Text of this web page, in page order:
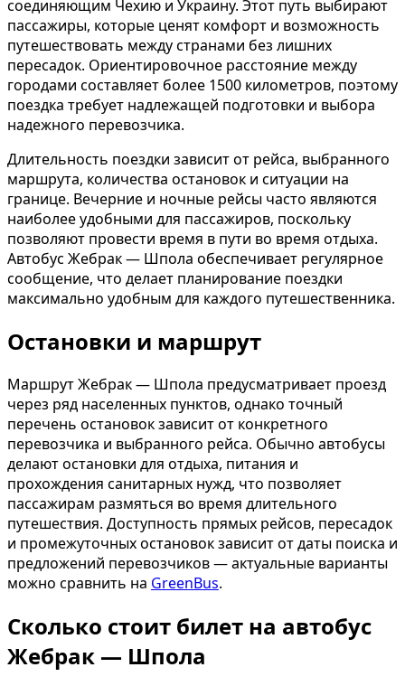
соединяющим Чехию и Украину. Этот путь выбирают
пассажиры, которые ценят комфорт и возможность
путешествовать между странами без лишних
пересадок. Ориентировочное расстояние между
городами составляет более 1500 километров, поэтому
поездка требует надлежащей подготовки и выбора
надежного перевозчика.
Длительность поездки зависит от рейса, выбранного
маршрута, количества остановок и ситуации на
границе. Вечерние и ночные рейсы часто являются
наиболее удобными для пассажиров, поскольку
позволяют провести время в пути во время отдыха.
Автобус Жебрак — Шпола обеспечивает регулярное
сообщение, что делает планирование поездки
максимально удобным для каждого путешественника.
Остановки и маршрут
Маршрут Жебрак — Шпола предусматривает проезд
через ряд населенных пунктов, однако точный
перечень остановок зависит от конкретного
перевозчика и выбранного рейса. Обычно автобусы
делают остановки для отдыха, питания и
прохождения санитарных нужд, что позволяет
пассажирам размяться во время длительного
путешествия. Доступность прямых рейсов, пересадок
и промежуточных остановок зависит от даты поиска и
предложений перевозчиков — актуальные варианты
можно сравнить на GreenBus.
Сколько стоит билет на автобус
Жебрак — Шпола